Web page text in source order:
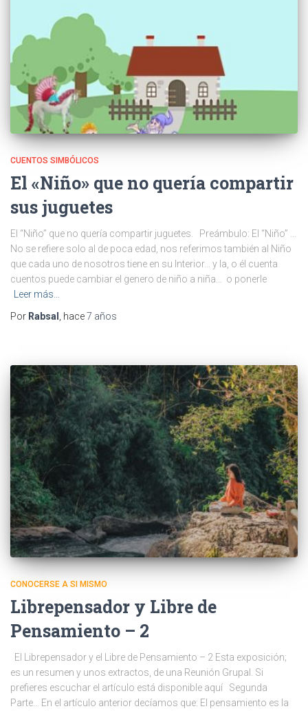
CUENTOS SIMBÓLICOS
El «Niño» que no quería compartir
sus juguetes
El “Niño” que no quería compartir juguetes. Preámbulo: El “Niño” …
No se refiere solo al de poca edad, nos referimos también al Niño
que cada uno de nosotros tiene en su Interior… y la, o él cuenta
cuentos puede cambiar el genero de niño a niña… o ponerle
Leer más…
Por Rabsal , hace7 años
CONOCERSE A SI MISMO
Librepensador y Libre de
Pensamiento – 2
El Librepensador y el Libre de Pensamiento – 2 Esta exposición;
es un resumen y unos extractos, de una Reunión Grupal. Si
prefieres escuchar el artículo está disponible aquí Segunda
Parte… En el artículo anterior decíamos que: El pensamiento es la